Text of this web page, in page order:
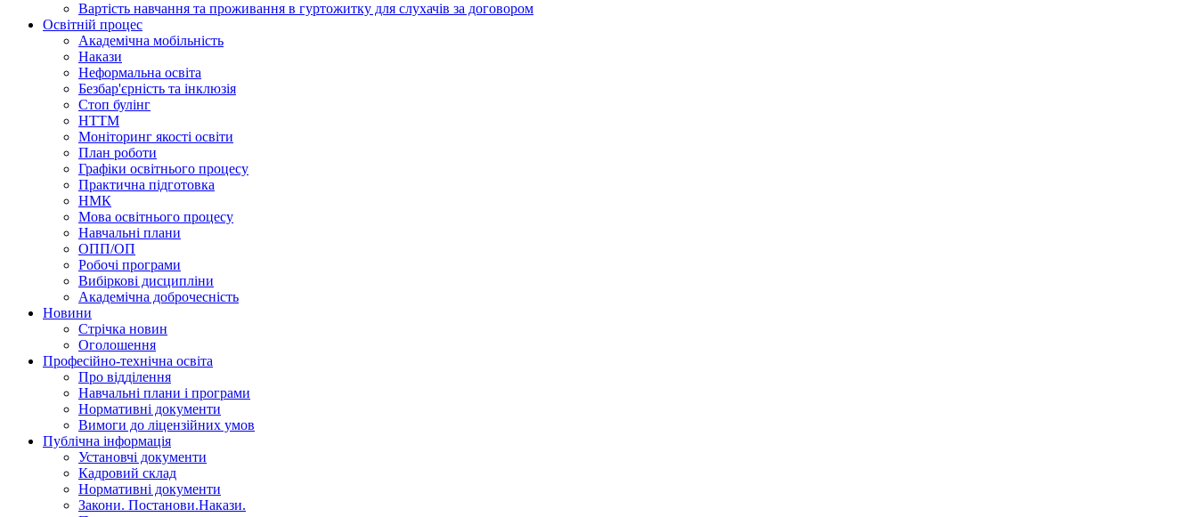
Вартість навчання та проживання в гуртожитку для слухачів за договором
Освітній процес
Академічна мобільність
Накази
Неформальна освіта
Безбар'єрність та інклюзія
Стоп булінг
НТТМ
Моніторинг якості освіти
План роботи
Графіки освітнього процесу
Практична підготовка
НМК
Мова освiтнього процесу
Навчальнi плани
ОПП/ОП
Робочі програми
Вибiрковi дисциплiни
Академічна доброчесність
Новини
Стрічка новин
Оголошення
Професійно-технічна освіта
Про відділення
Навчальні плани і програми
Нормативнi документи
Вимоги до ліцензійних умов
Публічна інформація
Установчi документи
Кадровий склад
Нормативнi документи
Закони. Постанови.Накази.